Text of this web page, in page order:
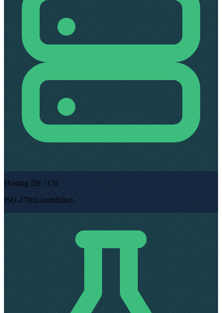
Hosting DE / CH
ISO-27001-zertifiziert